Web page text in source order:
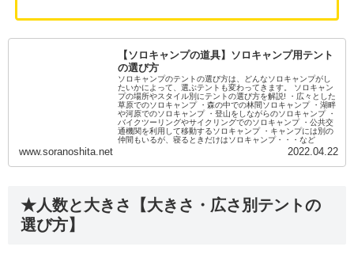
【ソロキャンプの道具】ソロキャンプ用テント
の選び方
ソロキャンプのテントの選び方は、どんなソロキャンプがし
たいかによって、選ぶテントも変わってきます。 ソロキャン
プの場所やスタイル別にテントの選び方を解説! ・広々とした
草原でのソロキャンプ ・森の中での林間ソロキャンプ ・湖畔
や河原でのソロキャンプ ・登山をしながらのソロキャンプ ・
バイクツーリングやサイクリングでのソロキャンプ ・公共交
通機関を利用して移動するソロキャンプ ・キャンプには別の
仲間もいるが、寝るときだけはソロキャンプ・・・など
www.soranoshita.net 2022.04.22
★人数と大きさ【大きさ・広さ別テントの
選び方】